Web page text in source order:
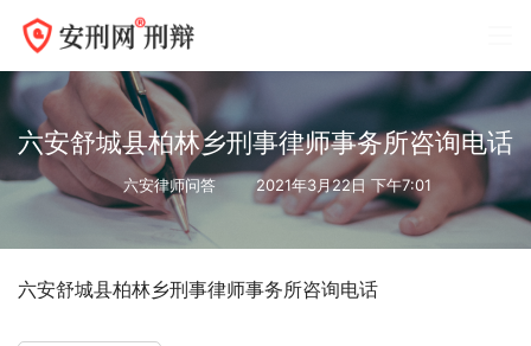
六安舒城县柏林乡刑事律师事务所咨询电话
六安律师问答 2021年3月22日 下午7:01
六安舒城县柏林乡刑事律师事务所咨询电话